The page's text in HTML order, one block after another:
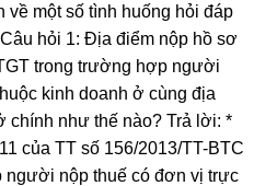
một số tình huống hỏi đáp
hỏi 1: Địa điểm nộp hồ sơ
trong trường hợp người
kinh doanh ở cùng địa
như thế nào? Trả lời: *
của TT số 156/2013/TT-BTC
nộp thuế có đơn vị trực